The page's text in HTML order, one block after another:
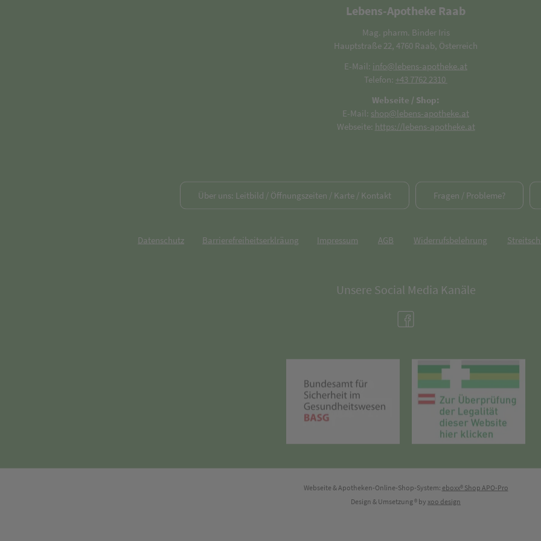
Lebens-Apotheke Raab
Mag. pharm. Binder Iris
Hauptstraße 22, 4760 Raab, Österreich
E-Mail: info@lebens-apotheke.at
Telefon: +43 7762 2310
Webseite / Shop:
E-Mail: shop@lebens-apotheke.at
Webseite: https://lebens-apotheke.at
Über uns: Leitbild / Öffnungszeiten / Karte / Kontakt Fragen / Probleme?
Datenschutz Barrierefreiheitserklräung Impressum AGB Widerrufsbelehrung
Unsere Social Media Kanäle
(öffnet in neuem Tab)
Webseite & Apotheken-Online-Shop-System: eboxx® Shop APO-Pro
Design & Umsetzung® by xoo design